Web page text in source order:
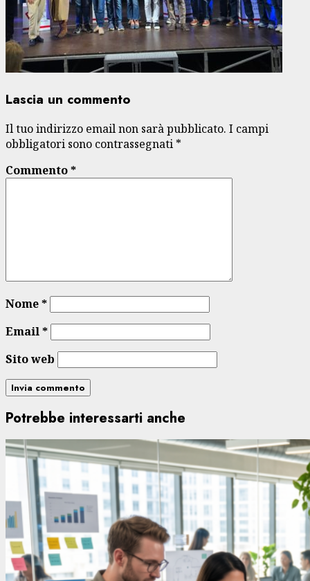
Lascia un commento
Il tuo indirizzo email non sarà pubblicato. I campi
obbligatori sono contrassegnati *
Commento*
Nome*
Email*
Sito web
Potrebbe interessarti anche